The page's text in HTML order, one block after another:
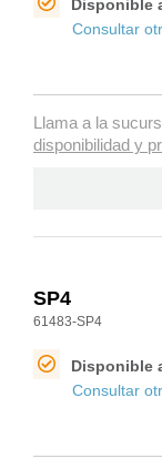
Disponible
Consultar
Llama a la
disponibilidad y
SP4
61483-SP4
Disponible
Consultar